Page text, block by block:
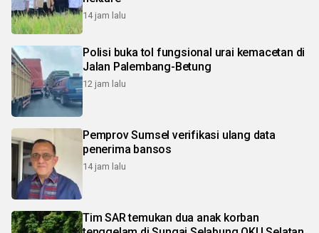
14 jam lalu
Polisi buka tol fungsional urai kemacetan di
Jalan Palembang-Betung
12 jam lalu
Pemprov Sumsel verifikasi ulang data
penerima bansos
14 jam lalu
Tim SAR temukan dua anak korban